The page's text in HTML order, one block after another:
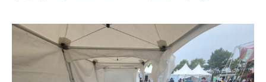
본문